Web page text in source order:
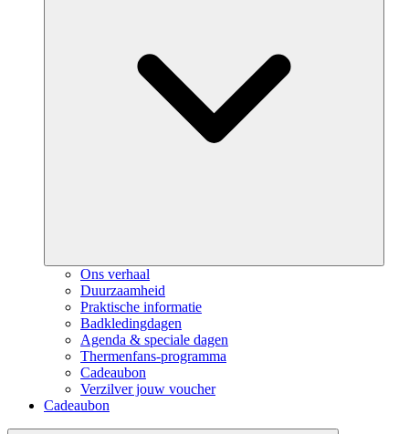
Ons verhaal
Duurzaamheid
Praktische informatie
Badkledingdagen
Agenda & speciale dagen
Thermenfans-programma
Cadeaubon
Verzilver jouw voucher
Cadeaubon